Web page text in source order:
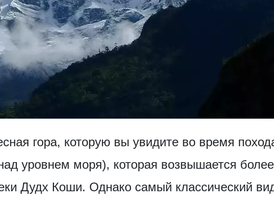
гора, которую вы увидите во время
уровнем моря), которая возвышается
Дудх Коши. Однако самый классический